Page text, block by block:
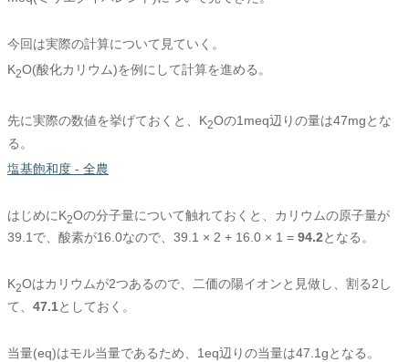
今回は実際の計算について見ていく。
K2O(酸化カリウム)を例にして計算を進める。
先に実際の数値を挙げておくと、K2Oの1meq辺りの量は47mgとな
る。
塩基飽和度 - 全農
はじめにK2Oの分子量について触れておくと、カリウムの原子量が
39.1で、酸素が16.0なので、39.1 × 2 + 16.0 × 1 = 94.2となる。
K2Oはカリウムが2つあるので、二価の陽イオンと見做し、割る2し
て、 47.1としておく。
当量(eq)はモル当量であるため、1eq辺りの当量は47.1gとなる。